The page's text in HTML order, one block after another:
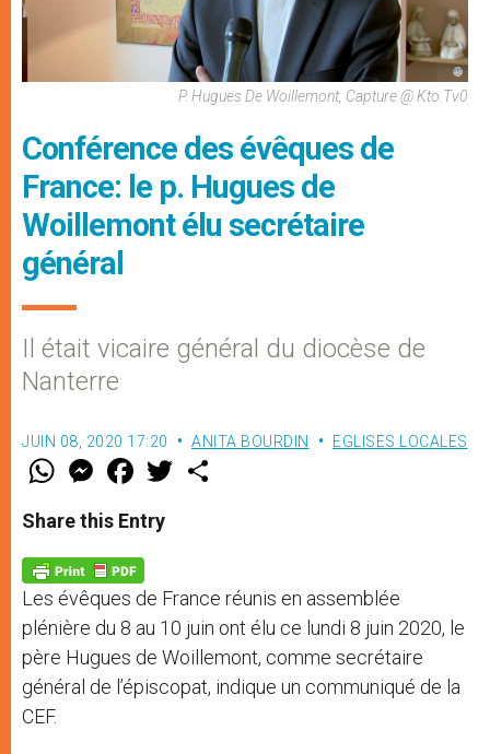
P. Hugues De Woillemont, Capture @ Kto.tv0
Conférence des évêques de
France: le p. Hugues de
Woillemont élu secrétaire
général
Il était vicaire général du diocèse de
Nanterre
JUIN 08, 2020 17:20 ANITA BOURDIN EGLISES LOCALES
W
t
s
p
p
M
e
s
e
g
e
r
F
a
e
b
o
k
w
Share this Entry
Les évêques de France réunis en assemblée
plénière du 8 au 10 juin ont élu ce lundi 8 juin 2020, le
père Hugues de Woillemont, comme secrétaire
général de l’épiscopat, indique un communiqué de la
CEF.